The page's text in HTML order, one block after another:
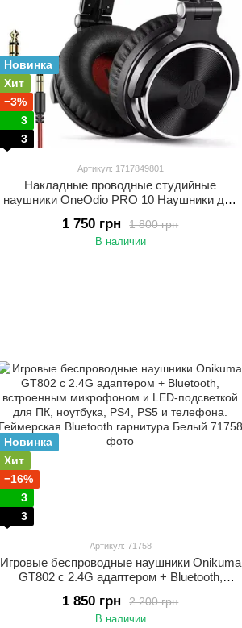
Новинка
Хит
−3%
3
3
Артикул: 1717849801
Накладные проводные студийные
наушники OneOdio PRO 10 Наушники для
1 800 грн
1 750 грн
В наличии
Новинка
Хит
−16%
3
3
Артикул: 71758
Игровые беспроводные наушники Onikuma
GT802 с 2.4G адаптером + Bluetooth,
для ПК, ноутбука, PS4, PS5 и телефона.
Геймерская Bluetooth гарнитура Белый
2 200 грн
1 850 грн
В наличии